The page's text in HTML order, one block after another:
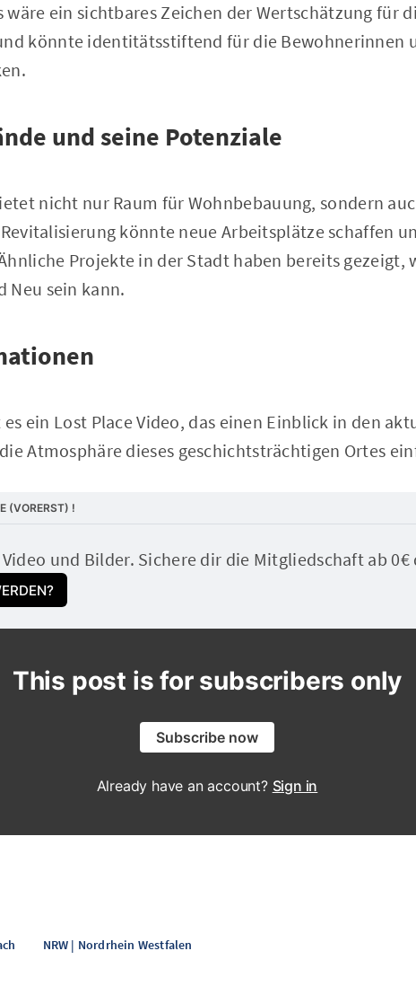
ein sichtbares Zeichen der Wertschätzung für
könnte identitätsstiftend für die Bewohnerinnen
und seine Potenziale
nicht nur Raum für Wohnbebauung, sondern
könnte neue Arbeitsplätze schaffen
Projekte in der Stadt haben bereits gezeigt,
Neu sein kann.
ein Lost Place Video, das einen Einblick in den
Atmosphäre dieses geschichtsträchtigen Ortes
(VORERST) !
und Bilder. Sichere dir die Mitgliedschaft ab
This post is for subscribers only
Subscribe now
Already have an account? Sign in
NRW | Nordrhein Westfalen